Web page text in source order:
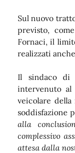
Sul nuovo
previsto,
Fornaci, il
realizzati
Il sindaco di
intervenuto al
veicolare della
soddisfazione
alla
complessivo
attesa dalla